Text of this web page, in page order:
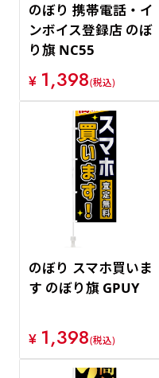
のぼり 携帯電話・イ
ンボイス登録店 のぼ
り旗 NC55
¥ 1,398(税込)
のぼり スマホ買いま
す のぼり旗 GPUY
¥ 1,398(税込)